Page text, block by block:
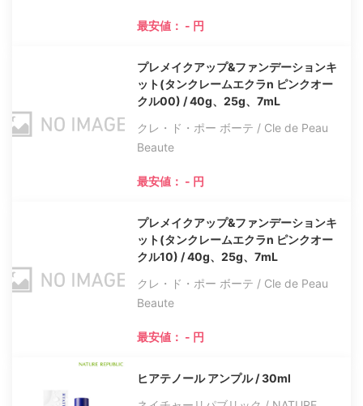
最安値： - 円
プレメイクアップ&ファンデーションキ
ット(タンクレームエクラn ピンクオー
クル00) / 40g、25g、7mL
クレ・ド・ポー ボーテ / Cle de Peau
Beaute
最安値： - 円
プレメイクアップ&ファンデーションキ
ット(タンクレームエクラn ピンクオー
クル10) / 40g、25g、7mL
クレ・ド・ポー ボーテ / Cle de Peau
Beaute
最安値： - 円
ヒアテノール アンプル / 30ml